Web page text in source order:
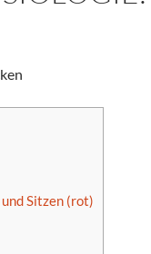
Sitzen (rot)